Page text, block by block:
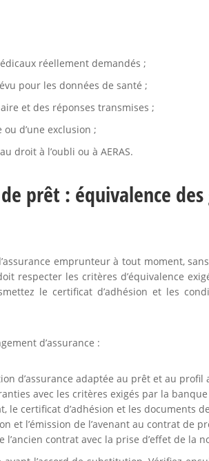
réellement demandés ;
pour les données de santé ;
et des réponses transmises ;
d’une exclusion ;
droit à l’oubli ou à AERAS.
de prêt : équivalence
emprunteur à tout moment,
respecter les critères d’équivalence
le certificat d’adhésion et les
d’assurance :
d’assurance adaptée au prêt et au profil
avec les critères exigés par la banque
le certificat d’adhésion et les documents
et l’émission de l’avenant au contrat de
contrat avec la prise d’effet de la